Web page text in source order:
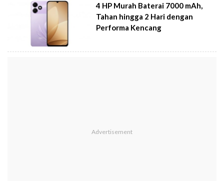
4 HP Murah Baterai 7000 mAh,
Tahan hingga 2 Hari dengan
Performa Kencang